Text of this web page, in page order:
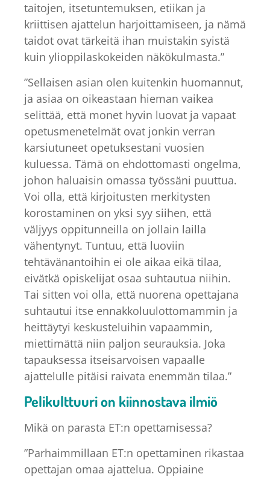
taitojen, itsetuntemuksen, etiikan ja
kriittisen ajattelun harjoittamiseen, ja nämä
taidot ovat tärkeitä ihan muistakin syistä
kuin ylioppilaskokeiden näkökulmasta.”
”Sellaisen asian olen kuitenkin huomannut,
ja asiaa on oikeastaan hieman vaikea
selittää, että monet hyvin luovat ja vapaat
opetusmenetelmät ovat jonkin verran
karsiutuneet opetuksestani vuosien
kuluessa. Tämä on ehdottomasti ongelma,
johon haluaisin omassa työssäni puuttua.
Voi olla, että kirjoitusten merkitysten
korostaminen on yksi syy siihen, että
väljyys oppitunneilla on jollain lailla
vähentynyt. Tuntuu, että luoviin
tehtävänantoihin ei ole aikaa eikä tilaa,
eivätkä opiskelijat osaa suhtautua niihin.
Tai sitten voi olla, että nuorena opettajana
suhtautui itse ennakkoluulottomammin ja
heittäytyi keskusteluihin vapaammin,
miettimättä niin paljon seurauksia. Joka
tapauksessa itseisarvoisen vapaalle
ajattelulle pitäisi raivata enemmän tilaa.”
Pelikulttuuri on kiinnostava ilmiö
Mikä on parasta ET:n opettamisessa?
”Parhaimmillaan ET:n opettaminen rikastaa
opettajan omaa ajattelua. Oppiaine